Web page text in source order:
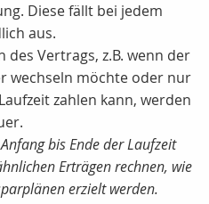
Diese fällt bei jedem
aus.
des Vertrags, z.B. wenn der
wechseln möchte oder nur
zahlen kann, werden
bis Ende der Laufzeit
Erträgen rechnen, wie
erzielt werden.